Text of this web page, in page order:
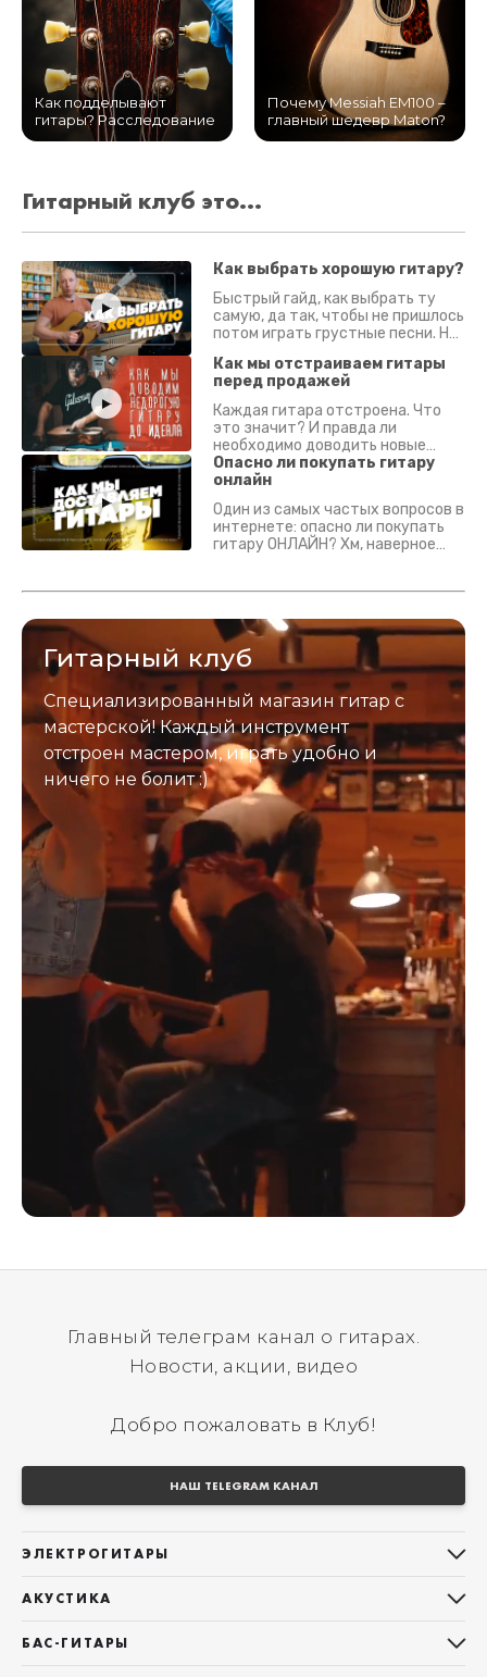
Как подделывают
гитары? Расследование
Почему Messiah EM100 –
главный шедевр Maton?
Гитарный клуб это...
Как выбрать хорошую гитару?
Быстрый гайд, как выбрать ту
самую, да так, чтобы не пришлось
потом играть грустные песни. На
Как мы отстраиваем гитары
перед продажей
Каждая гитара отстроена. Что
это значит? И правда ли
необходимо доводить новые
гитары? Если кратко - да.
Подробно - в видео :)
Опасно ли покупать гитару
онлайн
Один из самых частых вопросов в
интернете: опасно ли покупать
гитару ОНЛАЙН? Хм, наверное
застрахован. Случись что -
Гитарный клуб
Специализированный магазин гитар с
мастерской! Каждый инструмент
отстроен мастером, играть удобно и
ничего не болит :)
Главный телеграм канал о гитарах.
Новости, акции, видео
Добро пожаловать в Клуб!
НАШ TELEGRAM КАНАЛ
ЭЛЕКТРОГИТАРЫ
Telecaster
Les Paul
АКУСТИКА
БАС-ГИТАРЫ